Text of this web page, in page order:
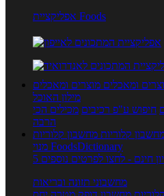
אפליקציית Foods
ומאכלים מוצרים ומאכלים
מילון האוכל
חיפוש ע"פ רכיבים מכילים הכי
הרבה
קלוריות מחשבון קלוריות
מנוי FoodsDictionary
חינם - לחצו לפרטים נוספים
מחשבוני תזונה ובריאות